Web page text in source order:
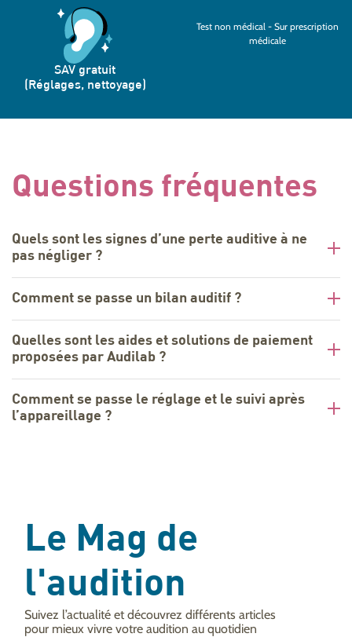
SAV gratuit
(Réglages, nettoyage)
Test non médical - Sur prescription
médicale
Questions fréquentes
Quels sont les signes d’une perte auditive à ne
pas négliger ?
Comment se passe un bilan auditif ?
Quelles sont les aides et solutions de paiement
proposées par Audilab ?
Comment se passe le réglage et le suivi après
l’appareillage ?
Le Mag de
l'audition
Suivez l’actualité et découvrez différents articles
pour mieux vivre votre audition au quotidien